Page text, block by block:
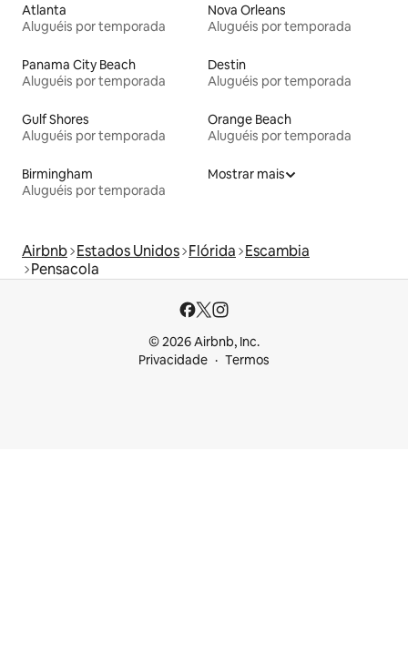
Atlanta
Aluguéis por temporada
Nova Orleans
Aluguéis por temporada
Panama City Beach
Aluguéis por temporada
Destin
Aluguéis por temporada
Gulf Shores
Aluguéis por temporada
Orange Beach
Aluguéis por temporada
Birmingham
Aluguéis por temporada
Mostrar mais
Airbnb Estados Unidos Flórida Escambia
Pensacola
© 2026 Airbnb, Inc.
Privacidade
Termos